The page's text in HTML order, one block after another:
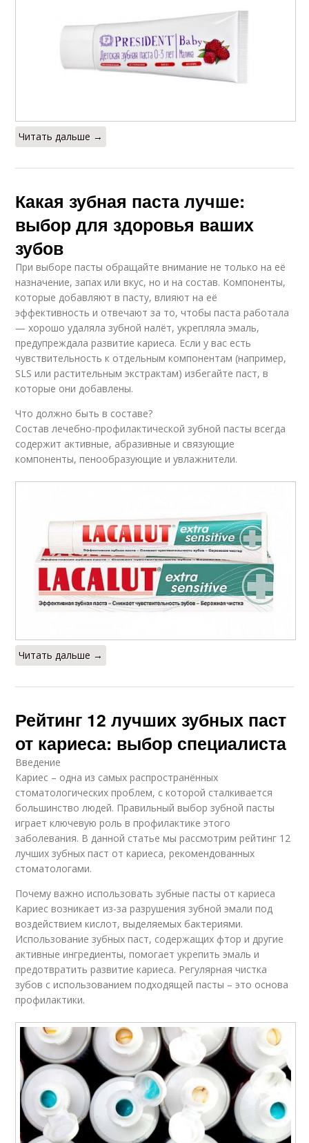
Читать дальше →
Какая зубная паста лучше:
выбор для здоровья ваших
зубов
При выборе пасты обращайте внимание не только на её
назначение, запах или вкус, но и на состав. Компоненты,
которые добавляют в пасту, влияют на её
эффективность и отвечают за то, чтобы паста работала
— хорошо удаляла зубной налёт, укрепляла эмаль,
предупреждала развитие кариеса. Если у вас есть
чувствительность к отдельным компонентам (например,
SLS или растительным экстрактам) избегайте паст, в
которые они добавлены.
Что должно быть в составе?
Состав лечебно-профилактической зубной пасты всегда
содержит активные, абразивные и связующие
компоненты, пенообразующие и увлажнители.
Читать дальше →
Рейтинг 12 лучших зубных паст
от кариеса: выбор специалиста
Введение
Кариес – одна из самых распространённых
стоматологических проблем, с которой сталкивается
большинство людей. Правильный выбор зубной пасты
играет ключевую роль в профилактике этого
заболевания. В данной статье мы рассмотрим рейтинг 12
лучших зубных паст от кариеса, рекомендованных
стоматологами.
Почему важно использовать зубные пасты от кариеса
Кариес возникает из-за разрушения зубной эмали под
воздействием кислот, выделяемых бактериями.
Использование зубных паст, содержащих фтор и другие
активные ингредиенты, помогает укрепить эмаль и
предотвратить развитие кариеса. Регулярная чистка
зубов с использованием подходящей пасты – это основа
профилактики.